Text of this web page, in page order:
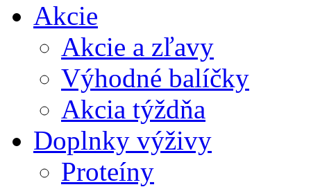
Akcie
Akcie a zľavy
Výhodné balíčky
Akcia týždňa
Doplnky výživy
Proteíny